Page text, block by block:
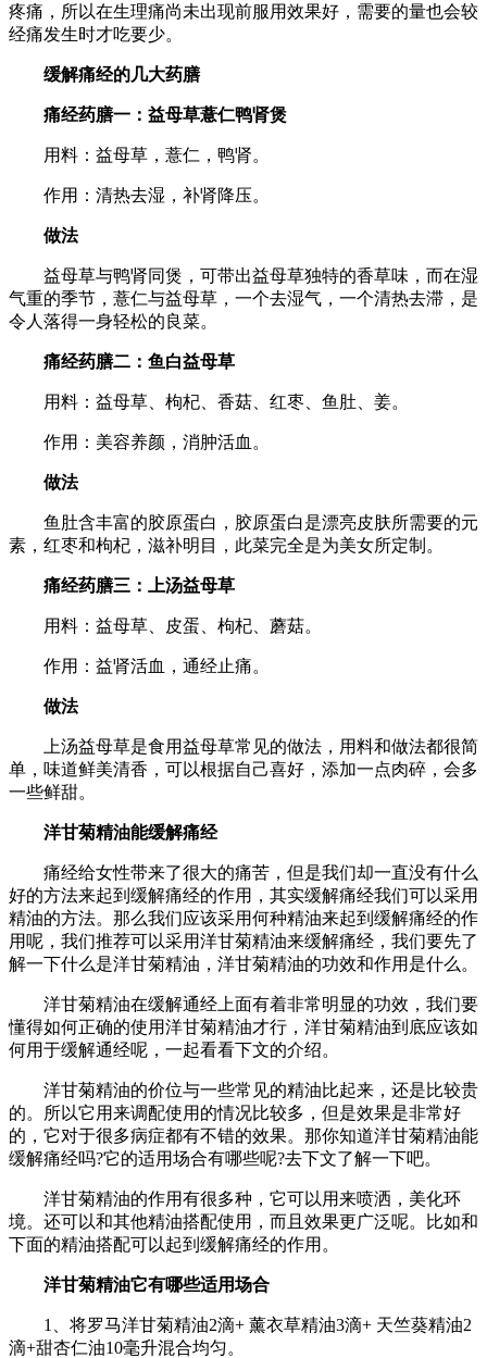
疼痛，所以在生理痛尚未出现前服用效果好，需要的量也会较
经痛发生时才吃要少。
缓解痛经的几大药膳
痛经药膳一：益母草薏仁鸭肾煲
用料：益母草，薏仁，鸭肾。
作用：清热去湿，补肾降压。
做法
益母草与鸭肾同煲，可带出益母草独特的香草味，而在湿
气重的季节，薏仁与益母草，一个去湿气，一个清热去滞，是
令人落得一身轻松的良菜。
痛经药膳二：鱼白益母草
用料：益母草、枸杞、香菇、红枣、鱼肚、姜。
作用：美容养颜，消肿活血。
做法
鱼肚含丰富的胶原蛋白，胶原蛋白是漂亮皮肤所需要的元
素，红枣和枸杞，滋补明目，此菜完全是为美女所定制。
痛经药膳三：上汤益母草
用料：益母草、皮蛋、枸杞、蘑菇。
作用：益肾活血，通经止痛。
做法
上汤益母草是食用益母草常见的做法，用料和做法都很简
单，味道鲜美清香，可以根据自己喜好，添加一点肉碎，会多
一些鲜甜。
洋甘菊精油能缓解痛经
痛经给女性带来了很大的痛苦，但是我们却一直没有什么
好的方法来起到缓解痛经的作用，其实缓解痛经我们可以采用
精油的方法。那么我们应该采用何种精油来起到缓解痛经的作
用呢，我们推荐可以采用洋甘菊精油来缓解痛经，我们要先了
解一下什么是洋甘菊精油，洋甘菊精油的功效和作用是什么。
洋甘菊精油在缓解通经上面有着非常明显的功效，我们要
懂得如何正确的使用洋甘菊精油才行，洋甘菊精油到底应该如
何用于缓解通经呢，一起看看下文的介绍。
洋甘菊精油的价位与一些常见的精油比起来，还是比较贵
的。所以它用来调配使用的情况比较多，但是效果是非常好
的，它对于很多病症都有不错的效果。那你知道洋甘菊精油能
缓解痛经吗?它的适用场合有哪些呢?去下文了解一下吧。
洋甘菊精油的作用有很多种，它可以用来喷洒，美化环
境。还可以和其他精油搭配使用，而且效果更广泛呢。比如和
下面的精油搭配可以起到缓解痛经的作用。
洋甘菊精油它有哪些适用场合
1、将罗马洋甘菊精油2滴+ 薰衣草精油3滴+ 天竺葵精油2
滴+甜杏仁油10毫升混合均匀。